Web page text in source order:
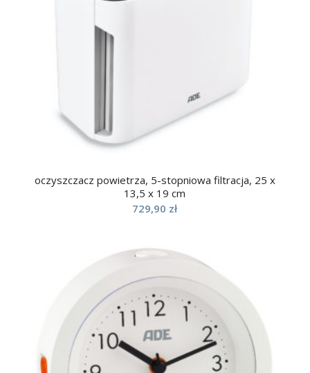
oczyszczacz powietrza, 5-stopniowa filtracja, 25 x
13,5 x 19 cm
729,90 zł